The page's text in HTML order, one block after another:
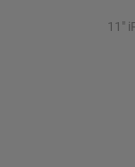
11"